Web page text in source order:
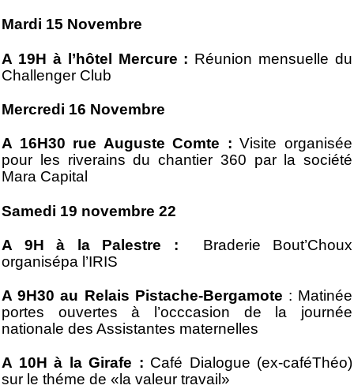
Mardi 15 Novembre
A 19H à l’hôtel Mercure : Réunion mensuelle du
Challenger Club
Mercredi 16 Novembre
A 16H30 rue Auguste Comte :Visite organisée
pour les riverains du chantier 360 par la société
Mara Capital
Samedi 19 novembre 22
A 9H à la Palestre : Braderie Bout’Choux
organisépa l’IRIS
A 9H30 au Relais Pistache-Bergamote : Matinée
portes ouvertes à l’occcasion de la journée
nationale des Assistantes maternelles
A 10H à la Girafe : Café Dialogue (ex-caféThéo)
sur le théme de «la valeur travail»